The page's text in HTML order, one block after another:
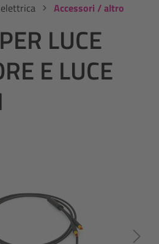
Accessori / altro
LUCE
E LUCE